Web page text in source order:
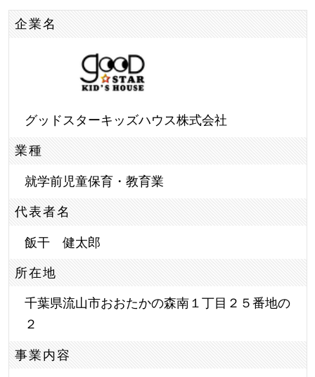
企業名
グッドスターキッズハウス株式会社
業種
就学前児童保育・教育業
代表者名
飯干 健太郎
所在地
千葉県流山市おおたかの森南１丁目２５番地の
２
事業内容